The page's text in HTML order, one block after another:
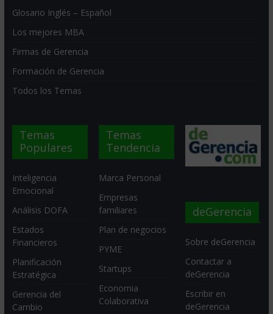
Glosario Inglés – Español
Los mejores MBA
Firmas de Gerencia
Formación de Gerencia
Todos los Temas
Temas
Populares
Inteligencia
Emocional
Análisis DOFA
Estados
Financieros
Planificación
Estratégica
Gerencia del
Cambio
Temas
Tendencia
Marca Personal
Empresas
familiares
Plan de negocios
PYME
Startups
Economia
Colaborativa
deGerencia
Sobre deGerencia
Contactar a
deGerencia
Escribir en
deGerencia